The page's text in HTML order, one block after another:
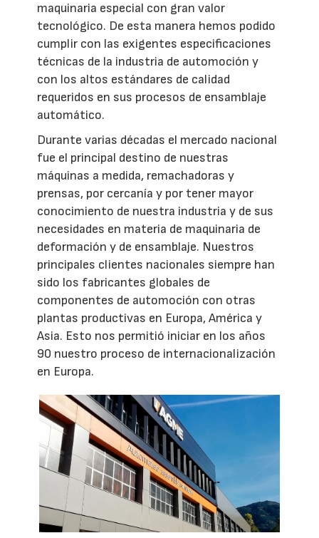
maquinaria especial con gran valor
tecnológico. De esta manera hemos podido
cumplir con las exigentes especificaciones
técnicas de la industria de automoción y
con los altos estándares de calidad
requeridos en sus procesos de ensamblaje
automático.
Durante varias décadas el mercado nacional
fue el principal destino de nuestras
máquinas a medida, remachadoras y
prensas, por cercanía y por tener mayor
conocimiento de nuestra industria y de sus
necesidades en materia de maquinaria de
deformación y de ensamblaje. Nuestros
principales clientes nacionales siempre han
sido los fabricantes globales de
componentes de automoción con otras
plantas productivas en Europa, América y
Asia. Esto nos permitió iniciar en los años
90 nuestro proceso de internacionalización
en Europa.